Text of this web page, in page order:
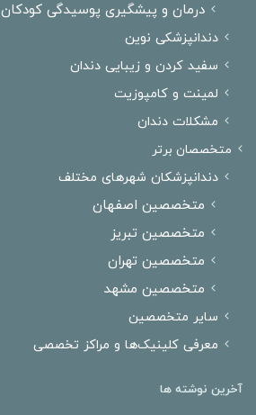
درمان و پیشگیری پوسیدگی کودکان
دندانپزشکی نوین
سفید کردن و زیبایی دندان
لمینت و کامپوزیت
مشکلات دندان
متخصصان برتر
دندانپزشکان شهرهای مختلف
متخصصین اصفهان
متخصصین تبریز
متخصصین تهران
متخصصین مشهد
سایر متخصصین
معرفی کلینیک‌ها و مراکز تخصصی
آخرین نوشته ها